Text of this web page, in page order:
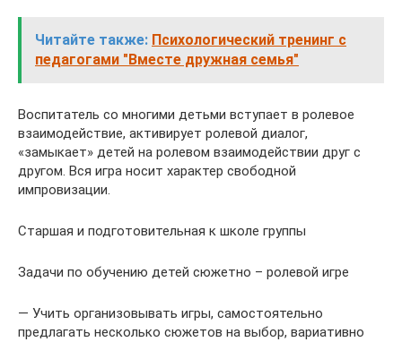
Читайте также: Психологический тренинг с
педагогами "Вместе дружная семья"
Воспитатель со многими детьми вступает в ролевое
взаимодействие, активирует ролевой диалог,
«замыкает» детей на ролевом взаимодействии друг с
другом. Вся игра носит характер свободной
импровизации.
Старшая и подготовительная к школе группы
Задачи по обучению детей сюжетно – ролевой игре
— Учить организовывать игры, самостоятельно
предлагать несколько сюжетов на выбор, вариативно